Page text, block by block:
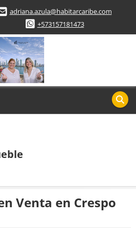
adriana.azula@habitarcaribe.com
+573157181473
Venta en Crespo